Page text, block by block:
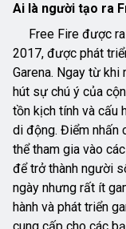
Ai là người tạo ra
Free Fire được ra
2017, được phát
Garena. Ngay từ khi
hút sự chú ý của
tồn kịch tính và cấu
di động. Điểm nhấn
thể tham gia vào
để trở thành người
ngày nhưng rất ít
hành và phát triển